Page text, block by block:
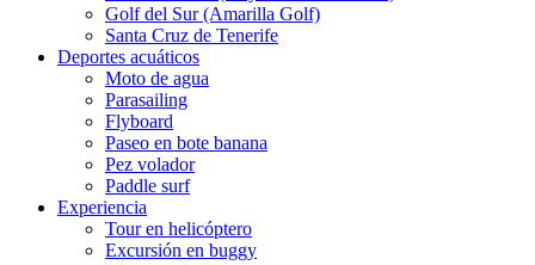
Golf del Sur (Amarilla Golf)
Santa Cruz de Tenerife
Deportes acuáticos
Moto de agua
Parasailing
Flyboard
Paseo en bote banana
Pez volador
Paddle surf
Experiencia
Tour en helicóptero
Excursión en buggy